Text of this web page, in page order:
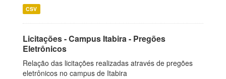
CSV
Licitações - Campus Itabira - Pregões
Eletrônicos
Relação das licitações realizadas através de pregões
eletrônicos no campus de Itabira